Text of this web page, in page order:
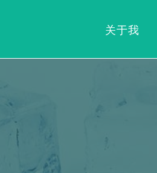
关于我